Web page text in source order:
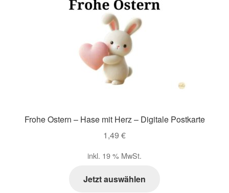
Frohe Ostern – Hase mit Herz – Digitale Postkarte
1,49 €
inkl. 19 % MwSt.
Jetzt auswählen